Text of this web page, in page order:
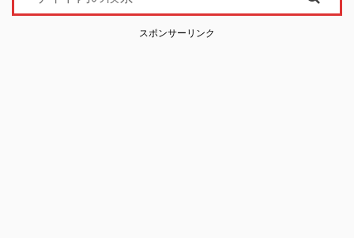
スポンサーリンク